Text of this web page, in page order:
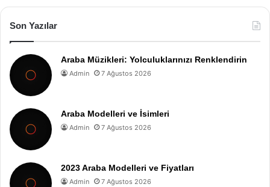
Son Yazılar
Araba Müzikleri: Yolculuklarınızı Renklendirin
Admin 7 Ağustos 2026
Araba Modelleri ve İsimleri
Admin 7 Ağustos 2026
2023 Araba Modelleri ve Fiyatları
Admin 7 Ağustos 2026